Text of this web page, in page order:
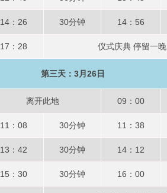
14：26 30分钟 14：56
17：28 仪式庆典 停留一晚
第三天：3月26日
离开此地 09：00
11：08 30分钟 11：38
13：42 30分钟 14：12
15：30 30分钟 16：00